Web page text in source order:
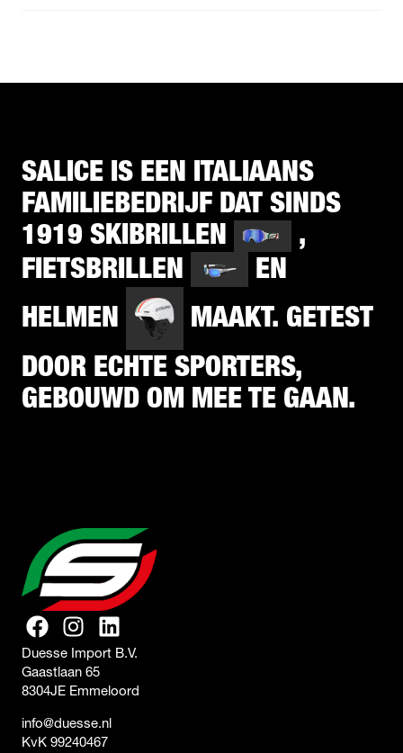
SALICE IS EEN ITALIAANS
FAMILIEBEDRIJF DAT SINDS
1919 SKIBRILLEN
,
FIETSBRILLEN
EN
HELMEN
MAAKT. GETEST
DOOR ECHTE SPORTERS,
GEBOUWD OM MEE TE GAAN.
Duesse Import B.V.
Gaastlaan 65
8304JE Emmeloord
info@duesse.nl
KvK 99240467